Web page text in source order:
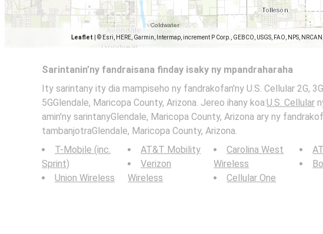
Leaflet © Esri, HERE, Garmin, Intermap, increment P Corp., GEBCO, USGS, FAO, NPS,
Sarintanin’ny fandraisana finday isaky ny mpandraharaha
Ity sarintany ity dia mampiseho ny fandrakofan'ny U.S. Cellular 2G,
5GGlendale, Maricopa County, Arizona. Jereo ihany koa:U.S. Cellular
amin'ny sarintanyGlendale, Maricopa County, Arizona ary ny
tambanjotraGlendale, Maricopa County, Arizona.
T-Mobile (inc.
Sprint)
Union Wireless
AT&T Mobility
Verizon
Wireless
Carolina West
Wireless
Cellular One